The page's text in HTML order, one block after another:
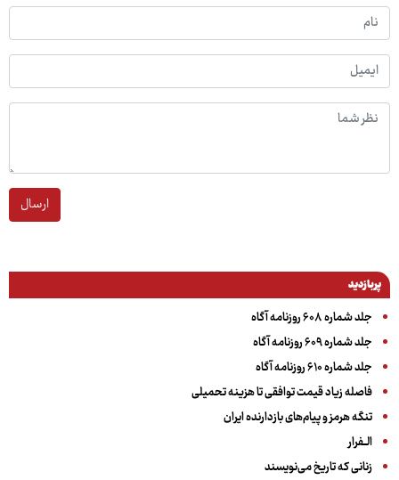
ارسال
پربازدید
جلد شماره ۶۰۸ روزنامه آگاه
جلد شماره ۶۰۹ روزنامه آگاه
جلد شماره ۶۱۰ روزنامه آگاه
فاصله زیاد قیمت توافقی تا هزینه تحمیلی
تنگه هرمز و پیام‌های بازدارنده ایران
الــفرار
زنانی که تاریخ می‌نویسند